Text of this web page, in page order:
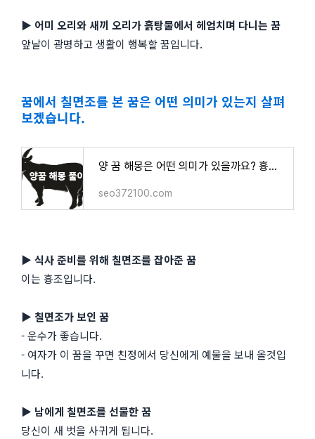
▶ 어미 오리와 새끼 오리가 흙탕물에서 헤엄치며 다니는 꿈
앞날이 광명하고 생활이 행복할 꿈입니다.
꿈에서 칠면조를 본 꿈은 어떤 의미가 있는지 살펴
보겠습니다.
양 꿈 해몽은 어떤 의미가 있을까요? 흉몽 or 길몽 ( 새끼양, 숫양, 암양, 산양 무료 꿈 해몽 풀이 )
seo372100.com
▶ 식사 준비를 위해 칠면조를 잡아준 꿈
이는 흉조입니다.
▶ 칠면조가 보인 꿈
- 운수가 좋습니다.
- 여자가 이 꿈을 꾸면 친정에서 당신에게 예물을 보내 올것입
니다.
▶ 남에게 칠면조를 선물한 꿈
당신이 새 벗을 사귀게 됩니다.